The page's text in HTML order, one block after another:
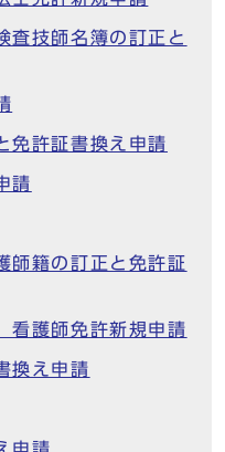
査技師名簿の訂正と
免許証書換え申請
請
師籍の訂正と免許証
看護師免許新規申請
換え申請